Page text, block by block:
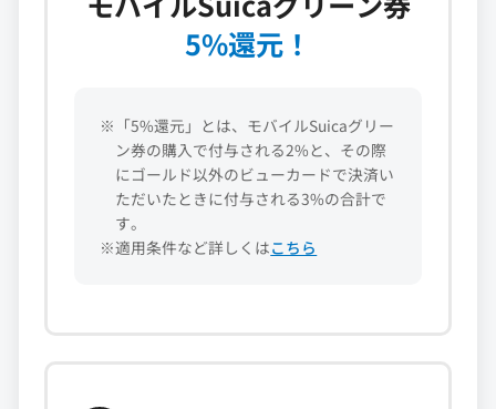
5%還元！
※「5%還元」とは、モバイルSuicaグリー
ン券の購入で付与される2%と、その際
にゴールド以外のビューカードで決済い
ただいたときに付与される3%の合計で
す。
※適用条件など詳しくはこちら